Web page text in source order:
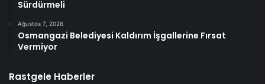
Sürdürmeli
Ağustos 7, 2026
Osmangazi Belediyesi Kaldırım İşgallerine Fırsat
Vermiyor
Rastgele Haberler